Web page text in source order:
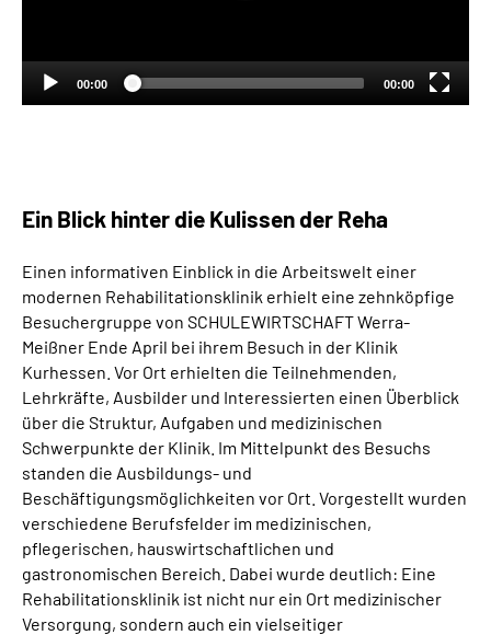
00:00 00:00
Ein Blick hinter die Kulissen der Reha
Einen informativen Einblick in die Arbeitswelt einer
modernen Rehabilitationsklinik erhielt eine zehnköpfige
Besuchergruppe von SCHULEWIRTSCHAFT Werra-
Meißner Ende April bei ihrem Besuch in der Klinik
Kurhessen. Vor Ort erhielten die Teilnehmenden,
Lehrkräfte, Ausbilder und Interessierten einen Überblick
über die Struktur, Aufgaben und medizinischen
Schwerpunkte der Klinik. Im Mittelpunkt des Besuchs
standen die Ausbildungs- und
Beschäftigungsmöglichkeiten vor Ort. Vorgestellt wurden
verschiedene Berufsfelder im medizinischen,
pflegerischen, hauswirtschaftlichen und
gastronomischen Bereich. Dabei wurde deutlich: Eine
Rehabilitationsklinik ist nicht nur ein Ort medizinischer
Versorgung, sondern auch ein vielseitiger